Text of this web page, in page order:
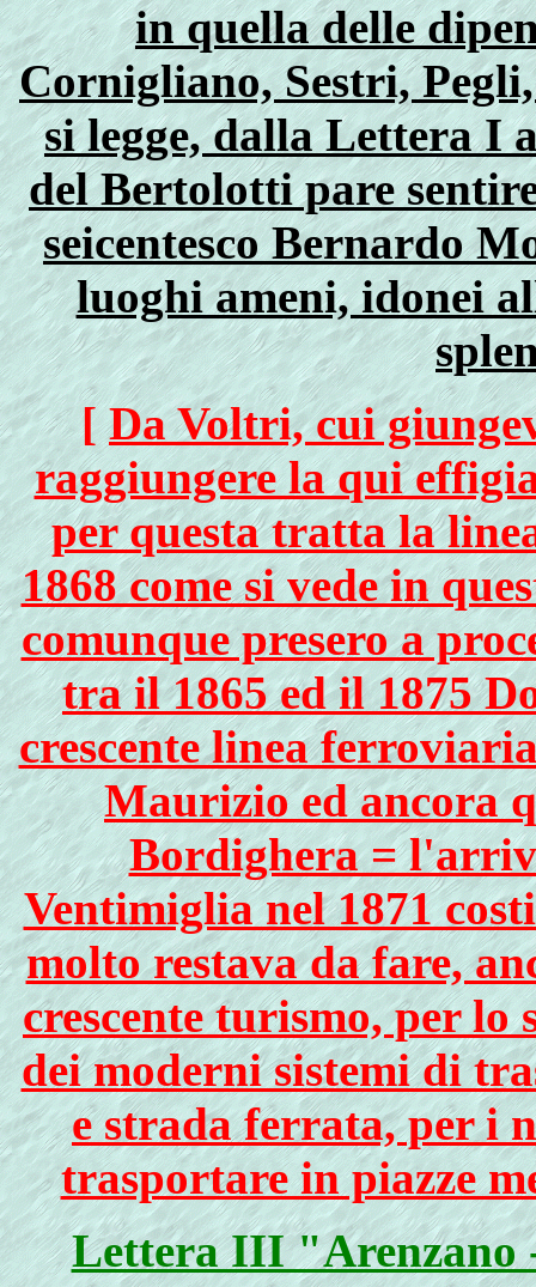
in quella delle
Cornigliano, Sestri,
si legge, dalla Lettera I
del Bertolotti pare
seicentesco Bernardo
luoghi ameni, idonei
[Da Voltri, cui
raggiungere la qui
per questa tratta la
1868 come si vede in
comunque presero a
tra il 1865 ed il 1875
crescente linea
Maurizio ed ancora
Bordighera =
Ventimiglia nel 1871
molto restava da fare,
crescente turismo, per
dei moderni sistemi di
e strada ferrata, per i
trasportare in piazze
Lettera III "Arenzano